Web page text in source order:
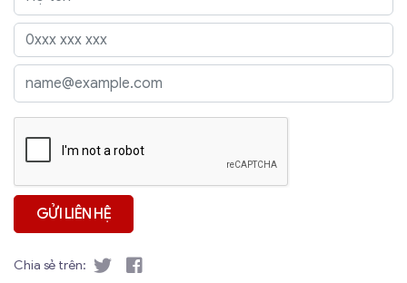
Chia sẻ trên: